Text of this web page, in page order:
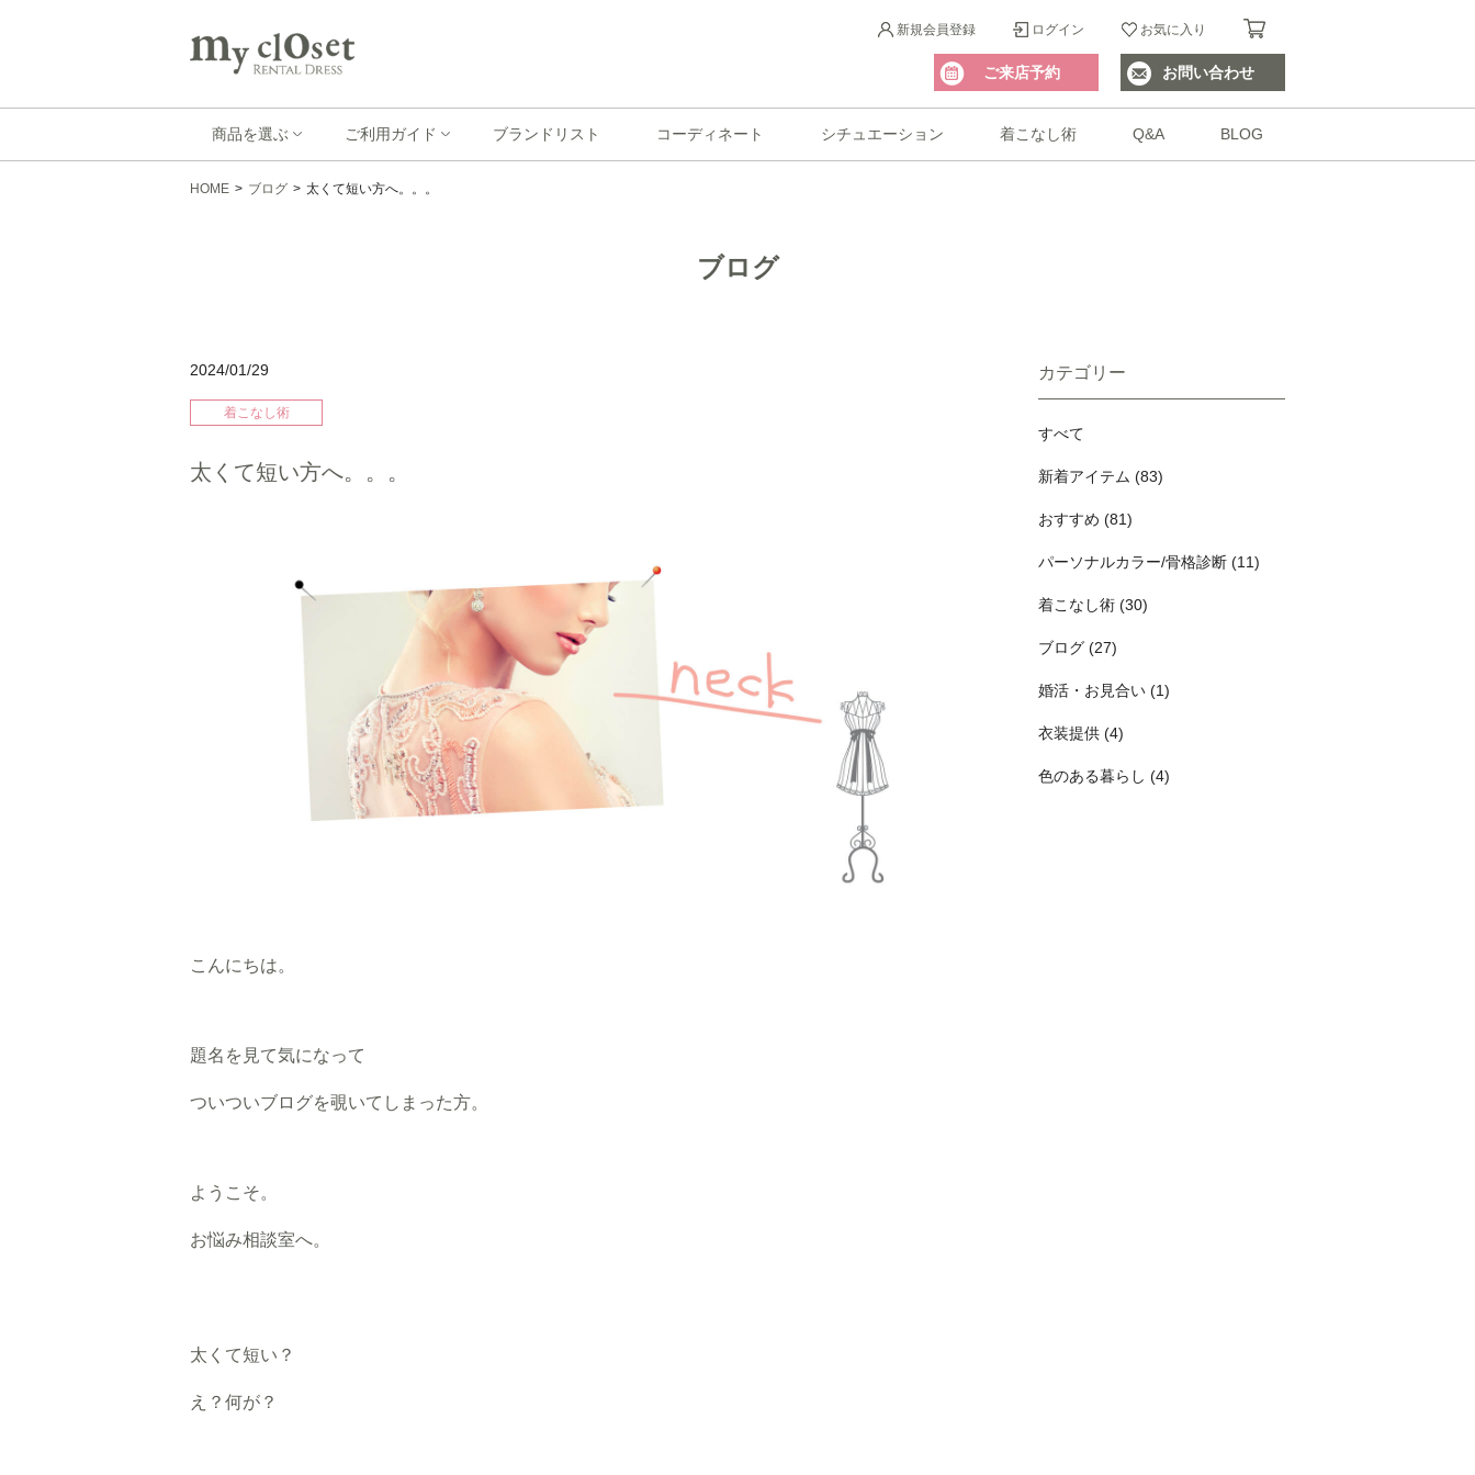
新規会員登録 ログイン お気に入り
ご来店予約 お問い合わせ
商品を選ぶ ご利用ガイド ブランドリスト コーディネート シチュエーション 着こなし術 Q&A BLOG
HOME > ブログ > 太くて短い方へ。。。
ブログ
2024/01/29
着こなし術
太くて短い方へ。。。
こんにちは。
題名を見て気になって
ついついブログを覗いてしまった方。
ようこそ。
お悩み相談室へ。
太くて短い？
え？何が？
カテゴリー
すべて
新着アイテム (83)
おすすめ (81)
パーソナルカラー/骨格診断 (11)
着こなし術 (30)
ブログ (27)
婚活・お見合い (1)
衣装提供 (4)
色のある暮らし (4)